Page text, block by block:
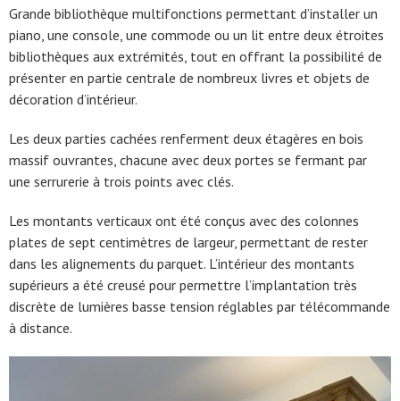
Grande bibliothèque multifonctions permettant d’installer un
piano, une console, une commode ou un lit entre deux étroites
bibliothèques aux extrémités, tout en offrant la possibilité de
présenter en partie centrale de nombreux livres et objets de
décoration d’intérieur.
Les deux parties cachées renferment deux étagères en bois
massif ouvrantes, chacune avec deux portes se fermant par
une serrurerie à trois points avec clés.
Les montants verticaux ont été conçus avec des colonnes
plates de sept centimètres de largeur, permettant de rester
dans les alignements du parquet. L’intérieur des montants
supérieurs a été creusé pour permettre l’implantation très
discrète de lumières basse tension réglables par télécommande
à distance.